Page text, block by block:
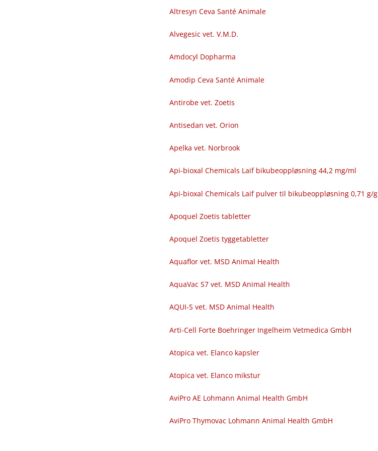
Altresyn Ceva Santé Animale
Alvegesic vet. V.M.D.
Amdocyl Dopharma
Amodip Ceva Santé Animale
Antirobe vet. Zoetis
Antisedan vet. Orion
Apelka vet. Norbrook
Api-bioxal Chemicals Laif bikubeoppløsning 44,2 mg/ml
Api-bioxal Chemicals Laif pulver til bikubeoppløsning 0,71 g/g
Apoquel Zoetis tabletter
Apoquel Zoetis tyggetabletter
Aquaflor vet. MSD Animal Health
AquaVac S7 vet. MSD Animal Health
AQUI-S vet. MSD Animal Health
Arti-Cell Forte Boehringer Ingelheim Vetmedica GmbH
Atopica vet. Elanco kapsler
Atopica vet. Elanco mikstur
AviPro AE Lohmann Animal Health GmbH
AviPro Thymovac Lohmann Animal Health GmbH